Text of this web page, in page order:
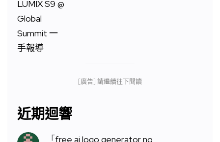
[廣告] 請繼續往下閱讀
近期迴響
「free ai logo generator no